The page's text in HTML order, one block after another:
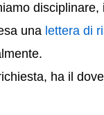
una lettera di
ha il